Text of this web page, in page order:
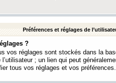
Préférences et réglages de
?
vos réglages sont stockés dans la
; un lien qui peut
tous vos réglages et vos préférences.